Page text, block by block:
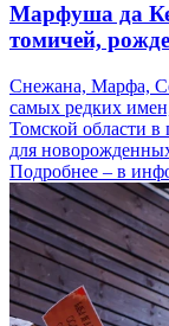
Марфуша да
томичей,
Снежана, Марфа,
самых редких
Томской области в
для
Подробнее – в